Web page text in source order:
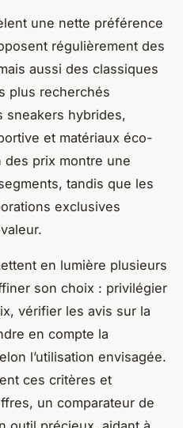
une nette préférence
régulièrement des
aussi des classiques
plus recherchés
sneakers hybrides,
et matériaux éco-
des prix montre une
tandis que les
exclusives
en lumière plusieurs
son choix : privilégier
vérifier les avis sur la
en compte la
l’utilisation envisagée.
ces critères et
un comparateur de